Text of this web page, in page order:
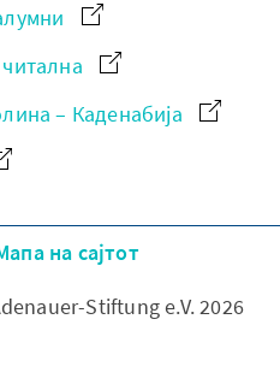
– Каденабија
на сајтот
Stiftung e.V. 2026